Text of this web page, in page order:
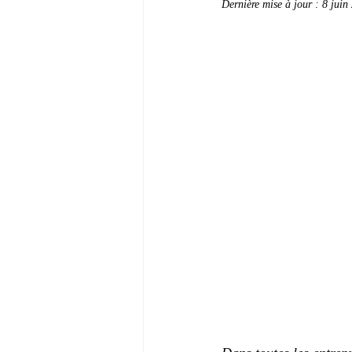
Dernière mise à jour : 8 juin